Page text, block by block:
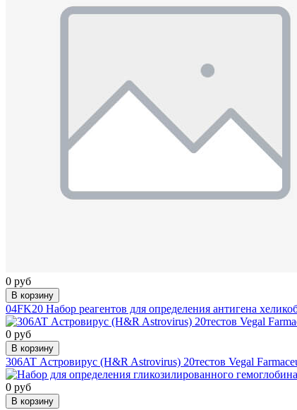
0 руб
В корзину
04FK20 Набор реагентов для определения антигена
0 руб
В корзину
306AT Астровирус (H&R Astrovirus) 20тестов Vegal
0 руб
В корзину